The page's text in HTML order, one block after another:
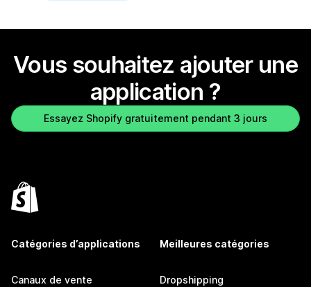
Vous souhaitez ajouter une
application ?
Essayez Shopify gratuitement pendant 3 jours
Catégories d’applications
Canaux de vente
Meilleures catégories
Dropshipping